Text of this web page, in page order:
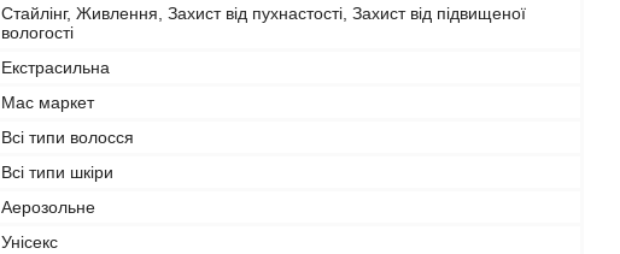
Стайлінг, Живлення, Захист від пухнастості, Захист від підвищеної
вологості
Екстрасильна
Мас маркет
Всі типи волосся
Всі типи шкіри
Аерозольне
Унісекс